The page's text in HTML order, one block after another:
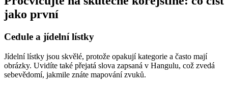
jako první
Cedule a jídelní lístky
Jídelní lístky jsou skvělé, protože opakují kategorie a často mají
obrázky. Uvidíte také přejatá slova zapsaná v Hangulu, což zvedá
sebevědomí, jakmile znáte mapování zvuků.